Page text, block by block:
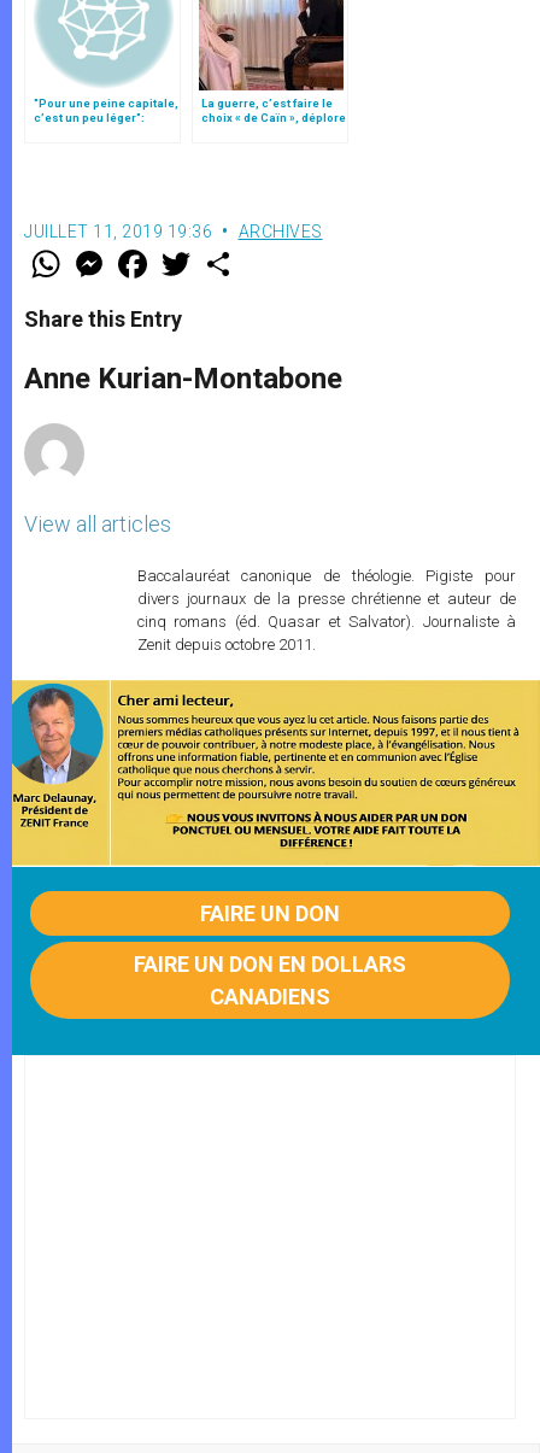
"Pour une peine capitale,
c’est un peu léger":
La guerre, c’est faire le
choix « de Caïn », déplore
JUILLET 11, 2019 19:36 ARCHIVES
W
t
s
p
p
M
e
s
e
g
e
F
a
e
b
o
k
w
r
Share this Entry
Anne Kurian-Montabone
View all articles
Baccalauréat canonique de théologie. Pigiste pour
divers journaux de la presse chrétienne et auteur de
cinq romans (éd. Quasar et Salvator). Journaliste à
Zenit depuis octobre 2011.
FAIRE UN DON
FAIRE UN DON EN DOLLARS
CANADIENS